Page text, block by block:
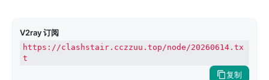
V2ray 订阅
https://clashstair.cczzuu.top/node/20260614.tx
t
复制